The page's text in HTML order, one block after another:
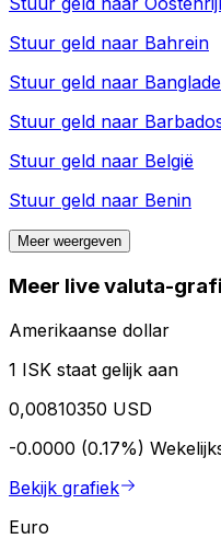
Stuur geld naar Bahrein
Stuur geld naar
Stuur geld naar
Stuur geld naar België
Stuur geld naar Benin
Meer weergeven
Meer live valuta-
Amerikaanse dollar
1 ISK staat gelijk aan
0,00810350 USD
-0.0000 (0.17%)
Bekijk grafiek
Euro